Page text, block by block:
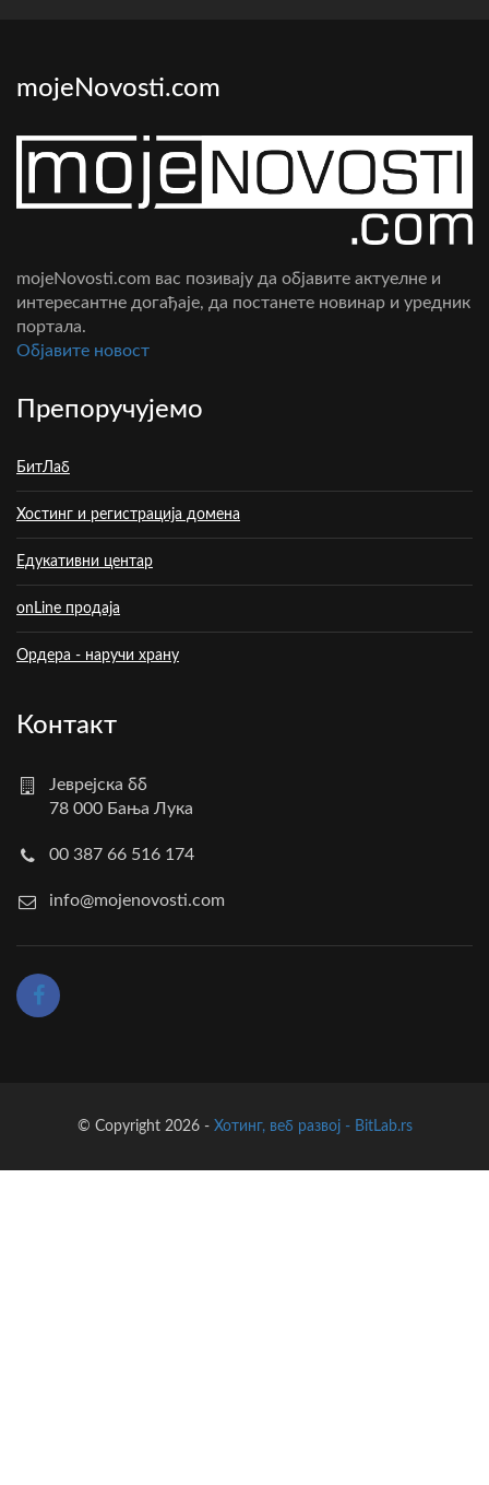
mojeNovosti.com
mojeNovosti.com вас позивају да објавите актуелне и
интересантне догађаје, да постанете новинар и уредник
портала.
Oбјавите новост
Препоручујемо
БитЛаб
Хостинг и регистрација домена
Едукативни центар
onLine продаја
Ордера - наручи храну
Контакт
Јеврејска бб
78 000 Бања Лука
00 387 66 516 174
info@mojenovosti.com
© Copyright 2026 - Хотинг, веб развој - BitLab.rs